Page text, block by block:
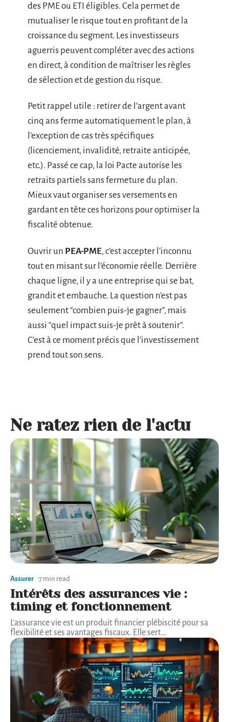
des PME ou ETI éligibles. Cela permet de
mutualiser le risque tout en profitant de la
croissance du segment. Les investisseurs
aguerris peuvent compléter avec des actions
en direct, à condition de maîtriser les règles
de sélection et de gestion du risque.
Petit rappel utile : retirer de l’argent avant
cinq ans ferme automatiquement le plan, à
l’exception de cas très spécifiques
(licenciement, invalidité, retraite anticipée,
etc.). Passé ce cap, la loi Pacte autorise les
retraits partiels sans fermeture du plan.
Mieux vaut organiser ses versements en
gardant en tête ces horizons pour optimiser la
fiscalité obtenue.
Ouvrir un PEA-PME, c’est accepter l’inconnu
tout en misant sur l’économie réelle. Derrière
chaque ligne, il y a une entreprise qui se bat,
grandit et embauche. La question n’est pas
seulement “combien puis-je gagner”, mais
aussi “quel impact suis-je prêt à soutenir”.
C’est à ce moment précis que l’investissement
prend tout son sens.
Ne ratez rien de l'actu
Assurer 7 min read
Intérêts des assurances vie :
timing et fonctionnement
L'assurance vie est un produit financier plébiscité pour sa
flexibilité et ses avantages fiscaux. Elle sert…